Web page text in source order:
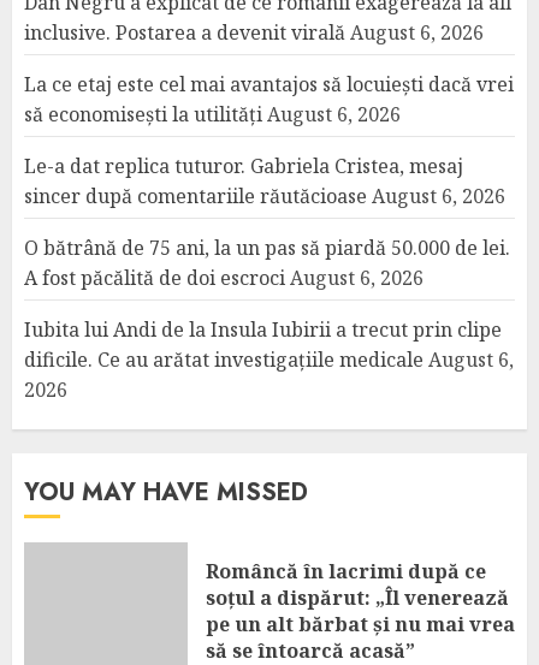
inclusive. Postarea a devenit viralăAugust 6, 2026
La ce etaj este cel mai avantajos să locuiești dacă vrei
să economisești la utilitățiAugust 6, 2026
Le-a dat replica tuturor. Gabriela Cristea, mesaj
sincer după comentariile răutăcioase August 6, 2026
O bătrână de 75 ani, la un pas să piardă 50.000 de lei.
A fost păcălită de doi escrociAugust 6, 2026
Iubita lui Andi de la Insula Iubirii a trecut prin clipe
dificile. Ce au arătat investigațiile medicale August 6,
2026
YOU MAY HAVE MISSED
Româncă în lacrimi după ce
soțul a dispărut: „Îl venerează
pe un alt bărbat și nu mai vrea
să se întoarcă acasă”